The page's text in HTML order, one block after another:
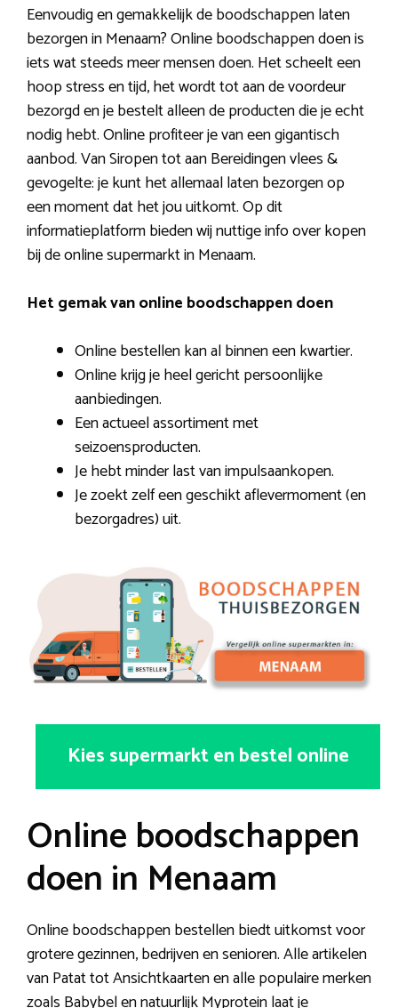
Eenvoudig en gemakkelijk de boodschappen laten
bezorgen in Menaam? Online boodschappen doen is
iets wat steeds meer mensen doen. Het scheelt een
hoop stress en tijd, het wordt tot aan de voordeur
bezorgd en je bestelt alleen de producten die je echt
nodig hebt. Online profiteer je van een gigantisch
aanbod. Van Siropen tot aan Bereidingen vlees &
gevogelte: je kunt het allemaal laten bezorgen op
een moment dat het jou uitkomt. Op dit
informatieplatform bieden wij nuttige info over kopen
bij de online supermarkt in Menaam.
Het gemak van online boodschappen doen
Online bestellen kan al binnen een kwartier.
Online krijg je heel gericht persoonlijke
aanbiedingen.
Een actueel assortiment met
seizoensproducten.
Je hebt minder last van impulsaankopen.
Je zoekt zelf een geschikt aflevermoment (en
bezorgadres) uit.
Kies supermarkt en bestel online
Online boodschappen
doen in Menaam
Online boodschappen bestellen biedt uitkomst voor
grotere gezinnen, bedrijven en senioren. Alle artikelen
van Patat tot Ansichtkaarten en alle populaire merken
zoals Babybel en natuurlijk Myprotein laat je